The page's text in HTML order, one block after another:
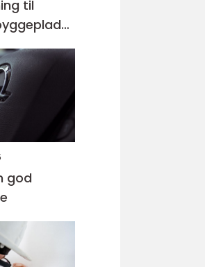
til
god